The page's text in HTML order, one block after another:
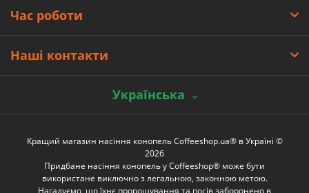
Час роботи
Наші контакти
Українська
Кращий магазин насіння конопель Coffeeshop.ua® в Україні ©
2026
Придбане насіння конопель у Coffeeshop® може бути
використане виключно з легальною, законною метою.
Нагадуємо, що їхнє пророщування та посів заборонено в